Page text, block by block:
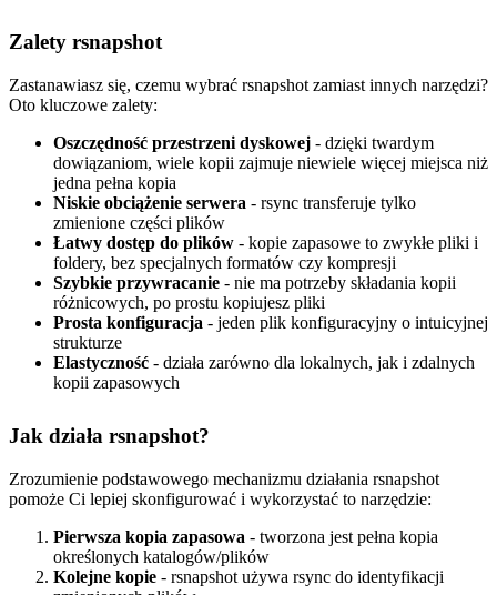
Zalety rsnapshot
Zastanawiasz się, czemu wybrać rsnapshot zamiast innych narzędzi?
Oto kluczowe zalety:
Oszczędność przestrzeni dyskowej - dzięki twardym
dowiązaniom, wiele kopii zajmuje niewiele więcej miejsca niż
jedna pełna kopia
Niskie obciążenie serwera - rsync transferuje tylko
zmienione części plików
Łatwy dostęp do plików - kopie zapasowe to zwykłe pliki i
foldery, bez specjalnych formatów czy kompresji
Szybkie przywracanie - nie ma potrzeby składania kopii
różnicowych, po prostu kopiujesz pliki
Prosta konfiguracja - jeden plik konfiguracyjny o intuicyjnej
strukturze
Elastyczność - działa zarówno dla lokalnych, jak i zdalnych
kopii zapasowych
Jak działa rsnapshot?
Zrozumienie podstawowego mechanizmu działania rsnapshot
pomoże Ci lepiej skonfigurować i wykorzystać to narzędzie:
Pierwsza kopia zapasowa - tworzona jest pełna kopia
określonych katalogów/plików
Kolejne kopie - rsnapshot używa rsync do identyfikacji